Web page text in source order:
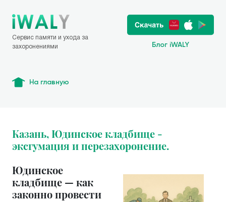
Сервис памяти и ухода за
захоронениями
Блог iWALY
На главную
Казань, Юдинское кладбище -
эксгумация и перезахоронение.
Юдинское
кладбище — как
законно провести